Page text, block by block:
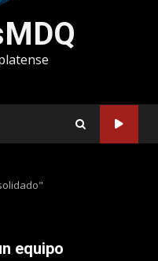
equipo